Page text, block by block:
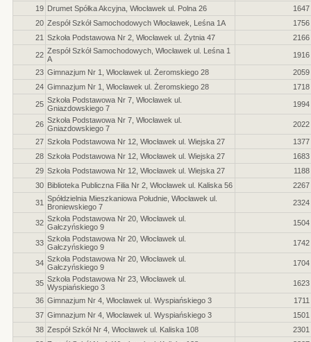
19 Drumet Spółka Akcyjna, Włocławek ul. Polna 26
1647
20 Zespół Szkół Samochodowych Włocławek, Leśna 1A
1756
21 Szkoła Podstawowa Nr 2, Włocławek ul. Żytnia 47 2166
22 Zespół Szkół Samochodowych, Włocławek ul. Leśna 1
A
1916
23 Gimnazjum Nr 1, Włocławek ul. Żeromskiego 28
2059
24 Gimnazjum Nr 1, Włocławek ul. Żeromskiego 28 1718
25 Szkoła Podstawowa Nr 7, Włocławek ul.
Gniazdowskiego 7
1994
26 Szkoła Podstawowa Nr 7, Włocławek ul.
Gniazdowskiego 7
2022
27 Szkoła Podstawowa Nr 12, Włocławek ul. Wiejska 27
1377
28 Szkoła Podstawowa Nr 12, Włocławek ul. Wiejska 27
1683
29 Szkoła Podstawowa Nr 12, Włocławek ul. Wiejska 27
1188
30 Biblioteka Publiczna Filia Nr 2, Włocławek ul. Kaliska 56 2267
31 Spółdzielnia Mieszkaniowa Południe, Włocławek ul.
Broniewskiego 7
2324
32 Szkoła Podstawowa Nr 20, Włocławek ul.
Gałczyńskiego 9
1504
33 Szkoła Podstawowa Nr 20, Włocławek ul.
Gałczyńskiego 9
1742
34 Szkoła Podstawowa Nr 20, Włocławek ul.
Gałczyńskiego 9
1704
35 Szkoła Podstawowa Nr 23, Włocławek ul.
Wyspiańskiego 3
1623
36 Gimnazjum Nr 4, Włocławek ul. Wyspiańskiego 3
1711
37 Gimnazjum Nr 4, Włocławek ul. Wyspiańskiego 3
1501
38 Zespół Szkół Nr 4, Włocławek ul. Kaliska 108
2301